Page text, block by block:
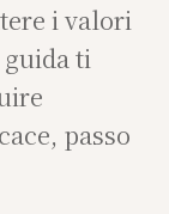
i valori
ti
passo